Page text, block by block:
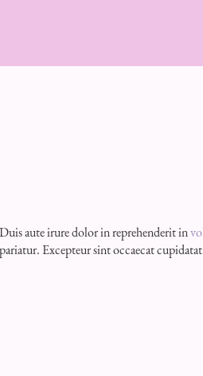
Duis aute irure dolor in reprehenderit in
pariatur. Excepteur sint occaecat